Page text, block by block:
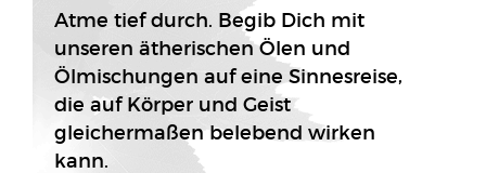
Atme tief durch. Begib Dich mit
unseren ätherischen Ölen und
Ölmischungen auf eine Sinnesreise,
die auf Körper und Geist
gleichermaßen belebend wirken
kann.